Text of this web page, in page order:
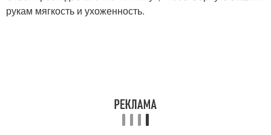
Чек-лист по уходу
рукам мягкость и ухоженность.